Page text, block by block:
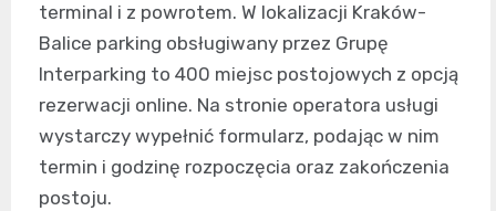
terminal i z powrotem. W lokalizacji Kraków-
Balice parking obsługiwany przez Grupę
Interparking to 400 miejsc postojowych z opcją
rezerwacji online. Na stronie operatora usługi
wystarczy wypełnić formularz, podając w nim
termin i godzinę rozpoczęcia oraz zakończenia
postoju.